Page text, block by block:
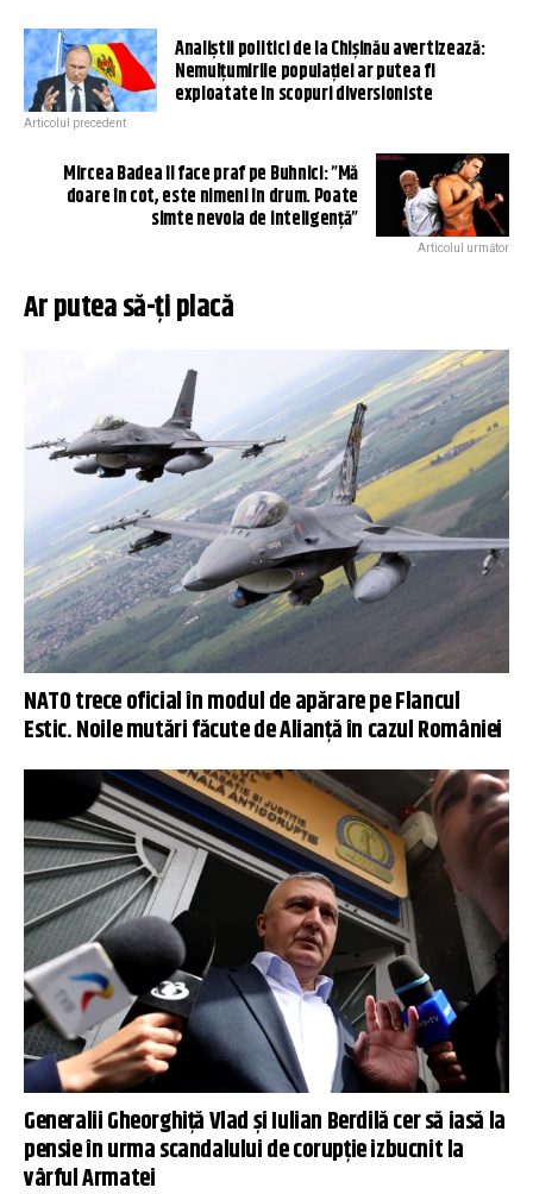
Analiștii politici de la Chişinău avertizează:
Nemulţumirile populaţiei ar putea fi
exploatate în scopuri diversioniste
Articolul precedent
Mircea Badea îl face praf pe Buhnici: ”Mă
doare în cot, este nimeni în drum. Poate
simte nevoia de inteligență”
Articolul următor
Ar putea să-ți placă
NATO trece oficial în modul de apărare pe Flancul
Estic. Noile mutări făcute de Alianță în cazul României
Generalii Gheorghiță Vlad și Iulian Berdilă cer să iasă la
pensie în urma scandalului de corupție izbucnit la
vârful Armatei